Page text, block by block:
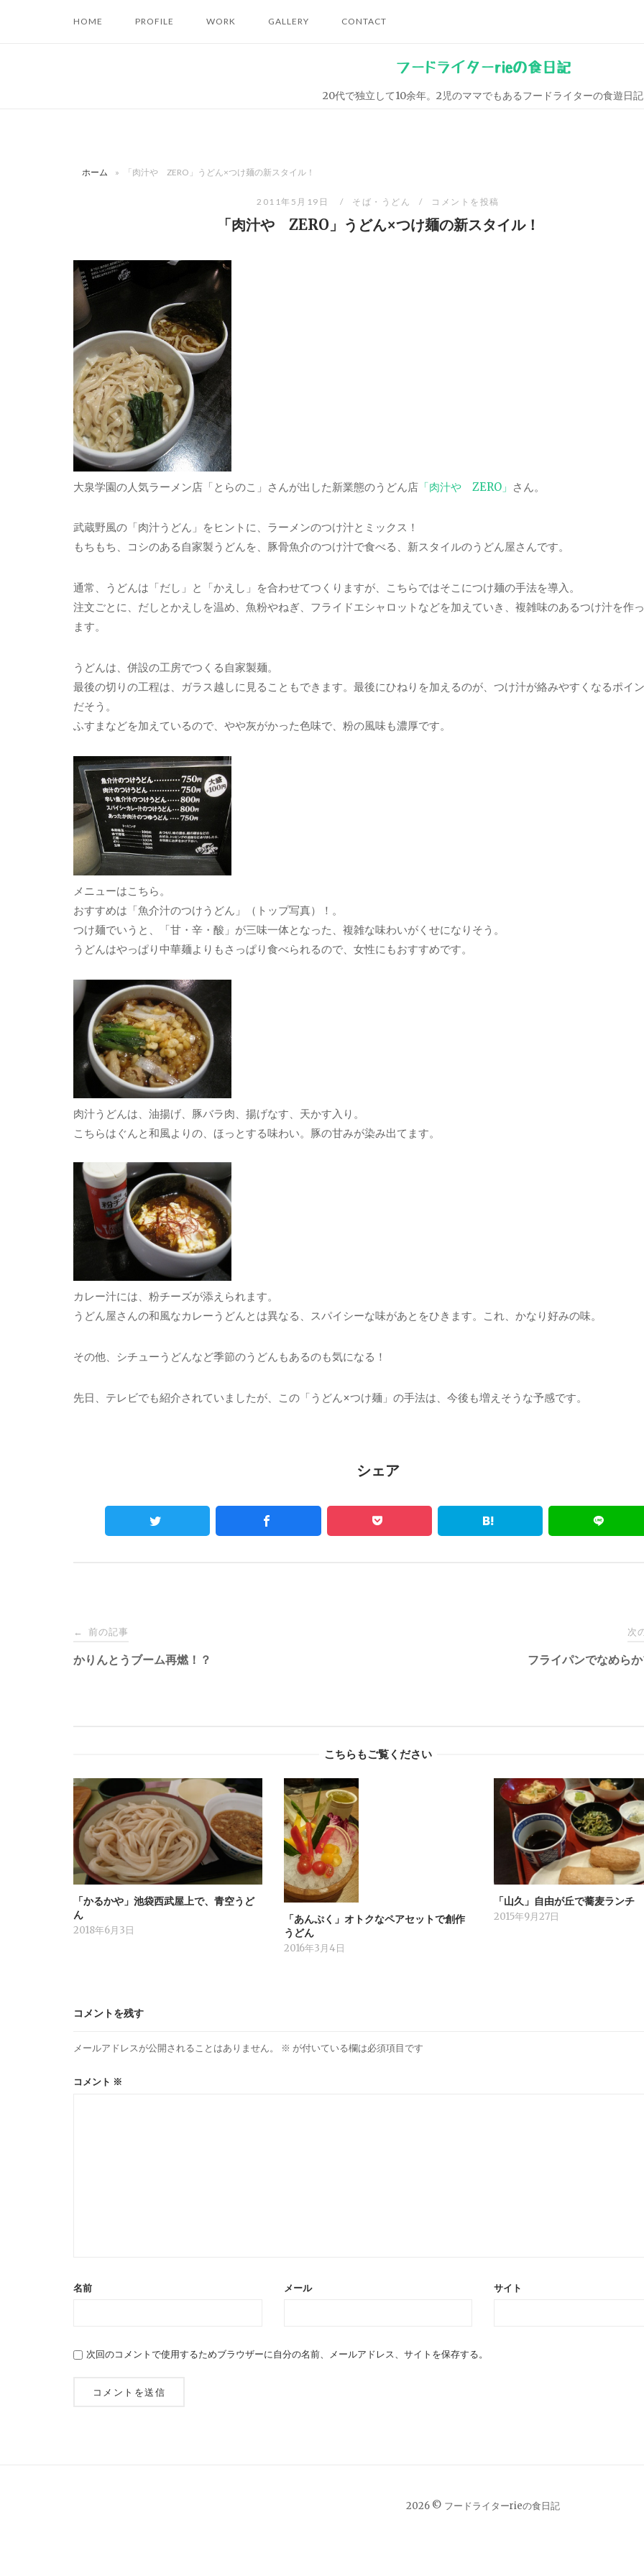
HOME PROFILE WORK GALLERY CONTACT
フードライターrieの食日記
20代で独立して10余年。2児のママでもあるフードライターの食遊日記
ホーム » 「肉汁や ZERO」うどん×つけ麺の新スタイル！
2011年5月19日 そば・うどん コメントを投稿
「肉汁や ZERO」うどん×つけ麺の新スタイル！
大泉学園の人気ラーメン店「とらのこ」さんが出した新業態のうどん店 「肉汁や ZERO」 さん。
武蔵野風の「肉汁うどん」をヒントに、ラーメンのつけ汁とミックス！
もちもち、コシのある自家製うどんを、豚骨魚介のつけ汁で食べる、新スタイルのうどん屋さんです。
通常、うどんは「だし」と「かえし」を合わせてつくりますが、こちらではそこにつけ麺の手法を導入。
注文ごとに、だしとかえしを温め、魚粉やねぎ、フライドエシャロットなどを加えていき、複雑味のあるつけ汁を作
ます。
うどんは、併設の工房でつくる自家製麺。
最後の切りの工程は、ガラス越しに見ることもできます。最後にひねりを加えるのが、つけ汁が絡みやすくなるポイ
だそう。
ふすまなどを加えているので、やや灰がかった色味で、粉の風味も濃厚です。
メニューはこちら。
おすすめは「魚介汁のつけうどん」（トップ写真）！。
つけ麺でいうと、「甘・辛・酸」が三味一体となった、複雑な味わいがくせになりそう。
うどんはやっぱり中華麺よりもさっぱり食べられるので、女性にもおすすめです。
肉汁うどんは、油揚げ、豚バラ肉、揚げなす、天かす入り。
こちらはぐんと和風よりの、ほっとする味わい。豚の甘みが染み出てます。
カレー汁には、粉チーズが添えられます。
うどん屋さんの和風なカレーうどんとは異なる、スパイシーな味があとをひきます。これ、かなり好みの味。
その他、シチューうどんなど季節のうどんもあるのも気になる！
先日、テレビでも紹介されていましたが、この「うどん×つけ麺」の手法は、今後も増えそうな予感です。
シェア
Post
navigation
← 前の記事
かりんとうブーム再燃！？
次
フライパンでなめら
こちらもご覧ください
「かるかや」池袋西武屋上で、青空うど
ん
2018年6月3日
「あんぷく」オトクなペアセットで創作
うどん
2016年3月4日
「山久」自由が丘で蕎麦ランチ
2015年9月27日
コメントを残す
メールアドレスが公開されることはありません。 ※ が付いている欄は必須項目です
コメント ※
名前 メール サイト
次回のコメントで使用するためブラウザーに自分の名前、メールアドレス、サイトを保存する。
2026 © フードライターrieの食日記